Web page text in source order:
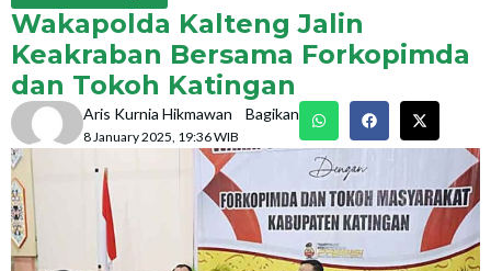
Wakapolda Kalteng Jalin
Keakraban Bersama Forkopimda
dan Tokoh Katingan
Aris Kurnia Hikmawan
8 January 2025, 19:36 WIB
Bagikan